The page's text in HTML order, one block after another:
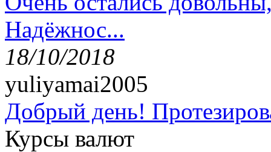
Надёжнос...
18/10/2018
yuliyamai2005
Добрый день!
Курсы валют